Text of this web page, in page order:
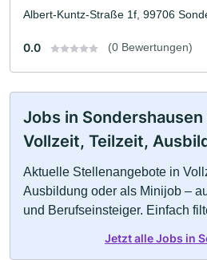
Albert-Kuntz-Straße 1f, 99706
0.0 (0 Bewertungen)
Jobs in
Vollzeit, Teilzeit,
Aktuelle Stellenangebote in
Ausbildung oder als Minijob –
und Berufseinsteiger. Einfach
Jetzt alle Jobs in